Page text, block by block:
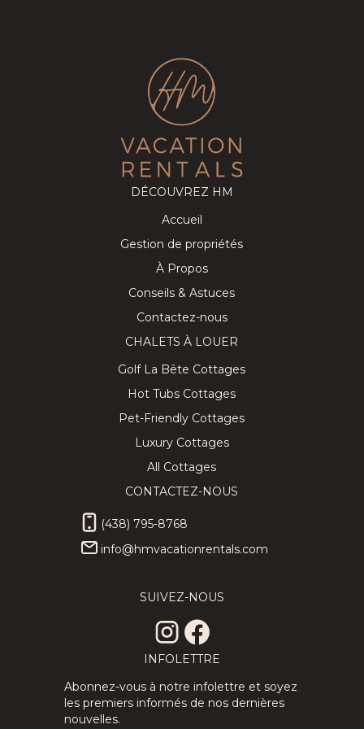
DÉCOUVREZ HM
Accueil
Gestion de propriétés
À Propos
Conseils & Astuces
Contactez-nous
CHALETS À LOUER
Golf La Bête Cottages
Hot Tubs Cottages
Pet-Friendly Cottages
Luxury Cottages
All Cottages
CONTACTEZ-NOUS
(438) 795-8768
info@hmvacationrentals.com
SUIVEZ-NOUS
INFOLETTRE
Abonnez-vous à notre infolettre et soyez
les premiers informés de nos dernières
nouvelles.